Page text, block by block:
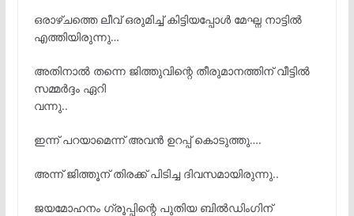
ഒരാഴ്ചത്തെ ലീവ് ഒരുമിച്ച് കിട്ടിയപ്പോൾ മേഘ്ന നാട്ടിൽ
എത്തിയിരുന്നു…
അതിനാൽ തന്നെ ജിത്തുവിന്റെ തീരുമാനത്തിന് വീട്ടിൽ
സമ്മർദ്ദം ഏറി
വന്നു..
ഇന്ന് പറയാമെന്ന് അവൻ ഉറപ്പ് കൊടുത്തു….
അന്ന് ജിത്തൂന് തിരക്ക് പിടിച്ച ദിവസമായിരുന്നു..
ജയമോഹനം ഗ്രൂപ്പിന്റെ പുതിയ ബിൽഡിംഗിന്